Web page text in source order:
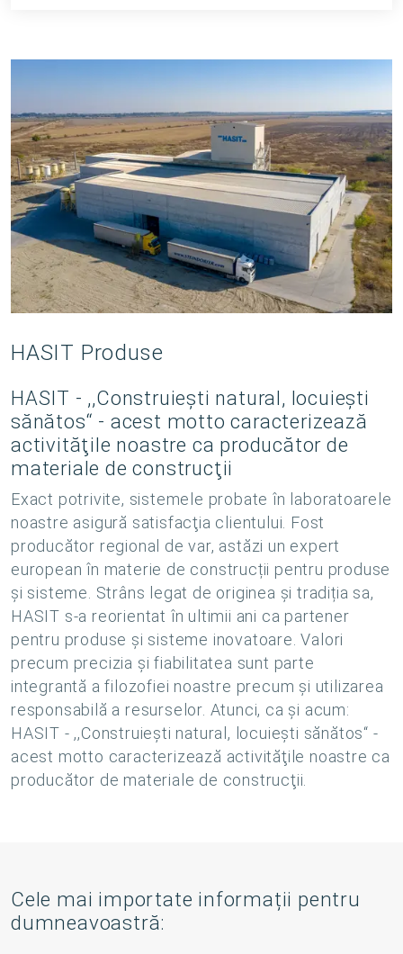
HASIT Produse
HASIT - ,,Construiești natural, locuiești
sănătos“ - acest motto caracterizează
activităţile noastre ca producător de
materiale de construcţii
Exact potrivite, sistemele probate în laboratoarele
noastre asigură satisfacţia clientului. Fost
producător regional de var, astăzi un expert
european în materie de construcții pentru produse
și sisteme. Strâns legat de originea și tradiția sa,
HASIT s-a reorientat în ultimii ani ca partener
pentru produse și sisteme inovatoare. Valori
precum precizia și fiabilitatea sunt parte
integrantă a filozofiei noastre precum și utilizarea
responsabilă a resurselor. Atunci, ca şi acum:
HASIT - ,,Construiești natural, locuiești sănătos“ -
acest motto caracterizează activităţile noastre ca
producător de materiale de construcţii.
Cele mai importate informații pentru
dumneavoastră: